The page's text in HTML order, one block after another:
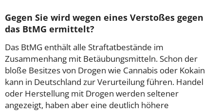
Gegen Sie wird wegen eines Verstoßes gegen
das BtMG ermittelt?
Das BtMG enthält alle Straftatbestände im
Zusammenhang mit Betäubungsmitteln. Schon der
bloße Besitzes von Drogen wie Cannabis oder Kokain
kann in Deutschland zur Verurteilung führen. Handel
oder Herstellung mit Drogen werden seltener
angezeigt, haben aber eine deutlich höhere